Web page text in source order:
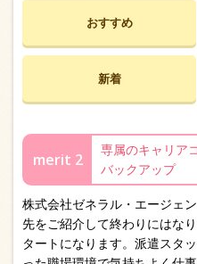
おすすめ
新着
merit 2
専属のキャリア
バックアップ
株式会社ゼネラル・エージェ
先をご紹介して終わりにはな
タートになります。派遣スタ